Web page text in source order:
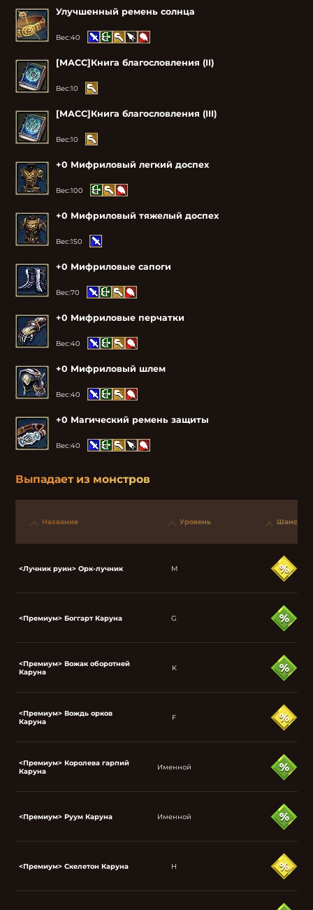
Улучшенный ремень солнца
Вес:40
[МАСС]Книга благословления (II)
Вес:10
[МАСС]Книга благословления (III)
Вес:10
+0 Мифриловый легкий доспех
Вес:100
+0 Мифриловый тяжелый доспех
Вес:150
+0 Мифриловые сапоги
Вес:70
+0 Мифриловые перчатки
Вес:40
+0 Мифриловый шлем
Вес:40
+0 Магический ремень защиты
Вес:40
Выпадает из монстров
Название Уровень Шанс
<Лучник руин> Орк-лучник M
<Премиум> Боггарт Каруна G
<Премиум> Вожак оборотней
Каруна
K
<Премиум> Вождь орков
Каруна
F
<Премиум> Королева гарпий
Каруна
Именной
<Премиум> Руум Каруна Именной
<Премиум> Скелетон Каруна H